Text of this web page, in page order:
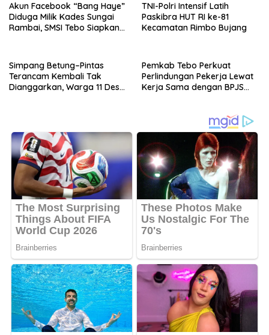
Akun Facebook “Bang Haye”
Diduga Milik Kades Sungai
Rambai, SMSI Tebo Siapkan
TNI-Polri Intensif Latih
Paskibra HUT RI ke-81
Kecamatan Rimbo Bujang
Simpang Betung–Pintas
Terancam Kembali Tak
Dianggarkan, Warga 11 Desa
Pemkab Tebo Perkuat
Perlindungan Pekerja Lewat
Kerja Sama dengan BPJS